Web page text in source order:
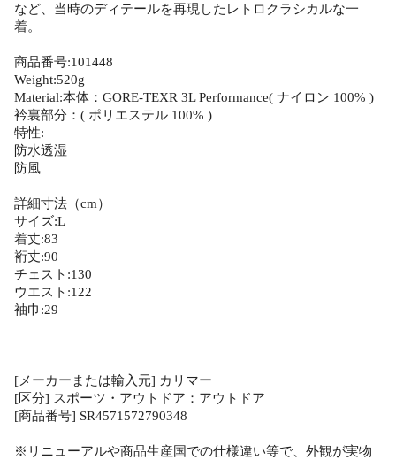
など、当時のディテールを再現したレトロクラシカルな一
着。
商品番号:101448
Weight:520g
Material:本体：GORE-TEXR 3L Performance( ナイロン 100% )
衿裏部分：( ポリエステル 100% )
特性:
防水透湿
防風
詳細寸法（cm）
サイズ:L
着丈:83
裄丈:90
チェスト:130
ウエスト:122
袖巾:29
[メーカーまたは輸入元] カリマー
[区分] スポーツ・アウトドア：アウトドア
[商品番号] SR4571572790348
※リニューアルや商品生産国での仕様違い等で、外観が実物